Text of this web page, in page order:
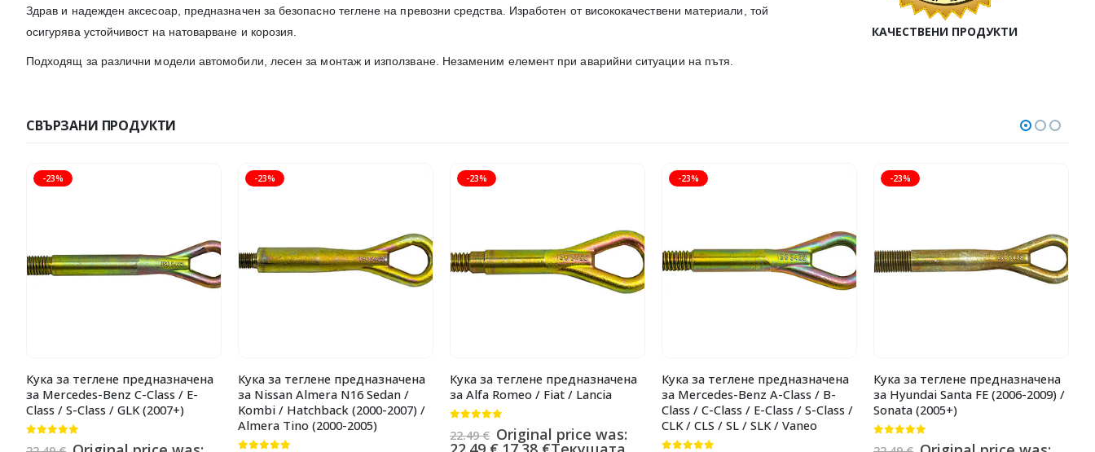
Здрав и надежден аксесоар, предназначен за безопасно теглене на превозни средства. Изработен от висококачествени материали, той
осигурява устойчивост на натоварване и корозия.
Подходящ за различни модели автомобили, лесен за монтаж и използване. Незаменим елемент при аварийни ситуации на пътя.
КАЧЕСТВЕНИ ПРОДУКТИ
СВЪРЗАНИ ПРОДУКТИ
-23%
Кука за теглене предназначена
за Mercedes-Benz C-Class / E-
Class / S-Class / GLK (2007+)
-23%
Кука за теглене предназначена
за Nissan Almera N16 Sedan /
Kombi / Hatchback (2000-2007) /
Almera Tino (2000-2005)
-23%
Кука за теглене предназначена
за Alfa Romeo / Fiat / Lancia
22.49€ Original price was:
-23%
Кука за теглене предназначена
за Mercedes-Benz A-Class / B-
Class / C-Class / E-Class / S-Class /
CLK / CLS / SL / SLK / Vaneo
-23%
Кука за теглене предназначена
за Hyundai Santa FE (2006-2009) /
Sonata (2005+)